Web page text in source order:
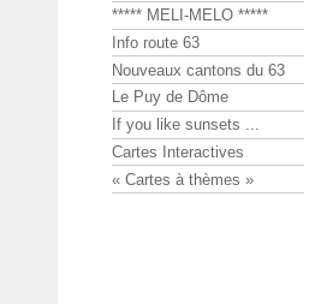
***** MELI-MELO *****
Info route 63
Nouveaux cantons du 63
Le Puy de Dôme
If you like sunsets ...
Cartes Interactives
« Cartes à thèmes »